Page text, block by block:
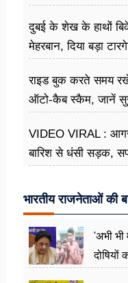
दुबई के शेख के हाथों
मेहरबान, दिया बड़ा
राइड बुक करते समय रखें
ऑटो-कैब स्कैम, जानें
VIDEO VIRAL :
बारिश से धंसी सड़क,
भारतीय राजनेताओं की
'अभी भी
दोषियों